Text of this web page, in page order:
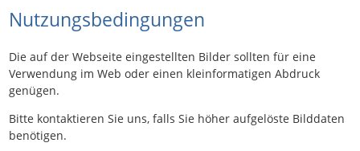
Nutzungsbedingungen
Die auf der Webseite eingestellten Bilder sollten für eine
Verwendung im Web oder einen kleinformatigen Abdruck
genügen.
Bitte kontaktieren Sie uns, falls Sie höher aufgelöste Bilddaten
benötigen.